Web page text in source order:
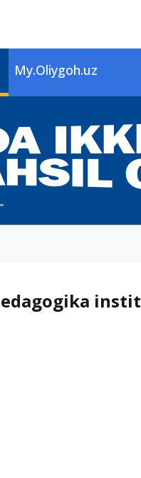
My.Oliygoh.uz